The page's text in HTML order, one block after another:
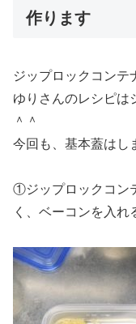
作ります
ジップロックコンテ
ゆりさんのレシピは
＾＾
今回も、基本蓋はし
①ジップロックコン
く、ベーコンを入れ